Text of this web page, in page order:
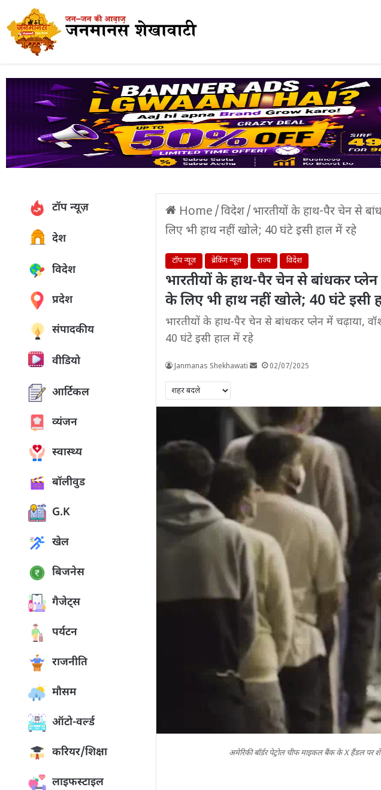
टॉप न्यूज़
देश
विदेश
प्रदेश
संपादकीय
वीडियो
आर्टिकल
व्यंजन
स्वास्थ्य
बॉलीवुड
G.K
खेल
बिजनेस
गैजेट्स
पर्यटन
राजनीति
मौसम
ऑटो-वर्ल्ड
करियर/शिक्षा
लाइफस्टाइल
Home /विदेश/ भारतीयों के हाथ-पैर चेन से
लिए भी हाथ नहीं खोले; 40 घंटे इसी हाल में रहे
टॉप न्यूज़ ब्रेकिंग न्यूज़ राज्य विदेश
भारतीयों के हाथ-पैर चेन से बांधकर
के लिए भी हाथ नहीं खोले; 40 घंटे इसी
भारतीयों के हाथ-पैर चेन से बांधकर प्लेन में चढ़ाया,
40 घंटे इसी हाल में रहे
Janmanas Shekhawati 02/07/2025
अमेरिकी बॉर्डर पेट्रोल चीफ माइकल बैंक के X हैंडल पर